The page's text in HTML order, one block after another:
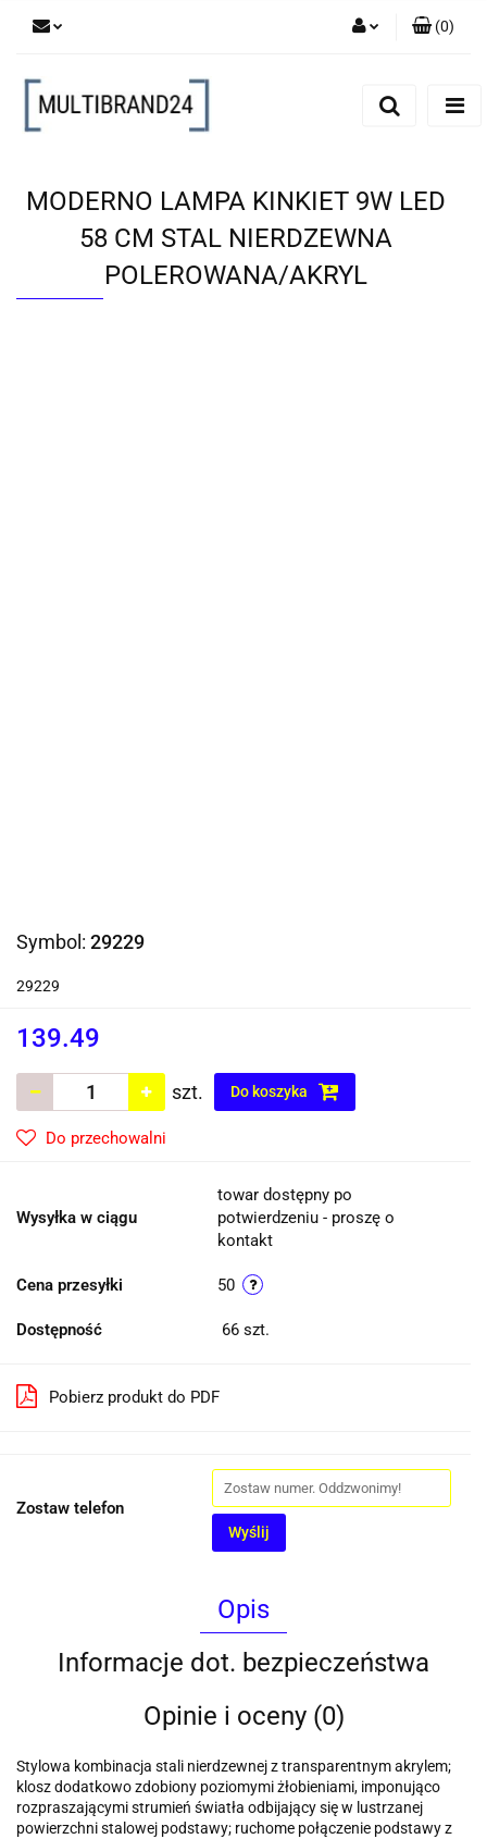
(0)
MODERNO LAMPA KINKIET 9W LED
58 CM STAL NIERDZEWNA
POLEROWANA/AKRYL
Symbol: 29229
29229
139.49
szt. Do koszyka
Do przechowalni
Wysyłka w ciągu
towar dostępny po
potwierdzeniu - proszę o
kontakt
Cena przesyłki 50
Dostępność 66 szt.
Pobierz produkt do PDF
Zostaw telefon
Wyślij
Opis
Informacje dot. bezpieczeństwa
Opinie i oceny (0)
Stylowa kombinacja stali nierdzewnej z transparentnym akrylem;
klosz dodatkowo zdobiony poziomymi żłobieniami, imponująco
rozpraszającymi strumień światła odbijający się w lustrzanej
powierzchni stalowej podstawy; ruchome połączenie podstawy z